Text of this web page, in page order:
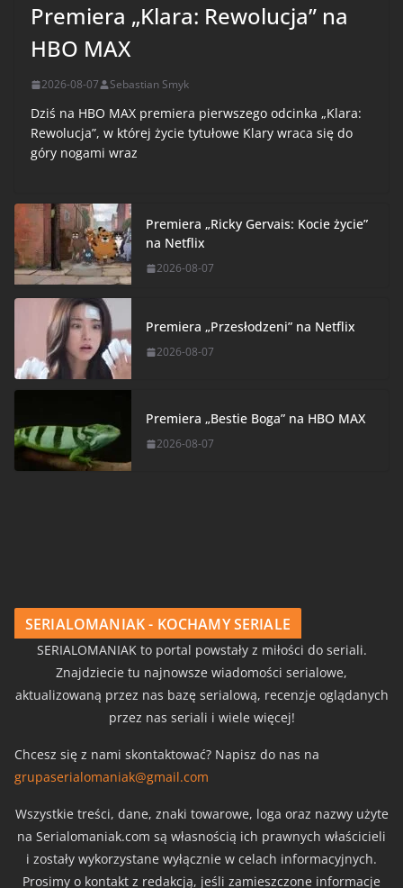
Premiera „Klara: Rewolucja” na
HBO MAX
2026-08-07 Sebastian Smyk
Dziś na HBO MAX premiera pierwszego odcinka „Klara:
Rewolucja”, w której życie tytułowe Klary wraca się do
góry nogami wraz
Premiera „Ricky Gervais: Kocie życie”
na Netflix
2026-08-07
Premiera „Przesłodzeni” na Netflix
2026-08-07
Premiera „Bestie Boga” na HBO MAX
2026-08-07
SERIALOMANIAK - KOCHAMY SERIALE
SERIALOMANIAK to portal powstały z miłości do seriali.
Znajdziecie tu najnowsze wiadomości serialowe,
aktualizowaną przez nas bazę serialową, recenzje oglądanych
przez nas seriali i wiele więcej!
Chcesz się z nami skontaktować? Napisz do nas na
grupaserialomaniak@gmail.com
Wszystkie treści, dane, znaki towarowe, loga oraz nazwy użyte
na Serialomaniak.com są własnością ich prawnych właścicieli
i zostały wykorzystane wyłącznie w celach informacyjnych.
Prosimy o kontakt z redakcją, jeśli zamieszczone informacje